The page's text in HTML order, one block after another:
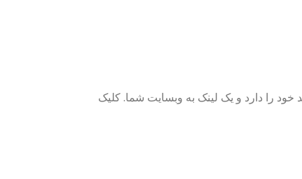
را دارد و یک لینک به وبسایت شما. کلیک